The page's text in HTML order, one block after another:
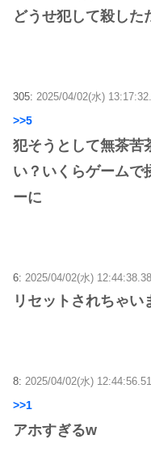
どうせ犯して殺した
305: 2025/04/02(水)
>>5
犯そうとして無茶苦
い？いくらゲームで
ーに
6: 2025/04/02(水)
リセットされちゃい
8: 2025/04/02(水)
>>1
アホすぎるw